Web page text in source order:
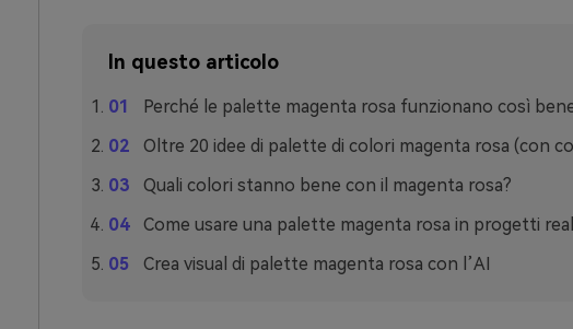
In questo articolo
Perché le palette magenta rosa funzionano così
Oltre 20 idee di palette di colori magenta rosa (con
Quali colori stanno bene con il magenta rosa?
Come usare una palette magenta rosa in progetti
Crea visual di palette magenta rosa con l’AI